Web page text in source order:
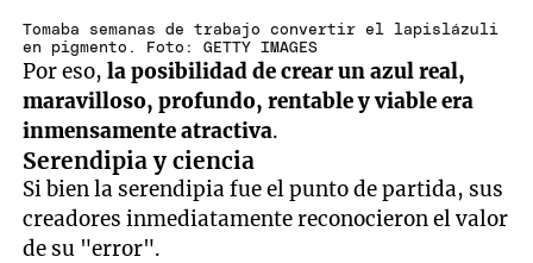
Tomaba semanas de trabajo convertir el lapislázuli
en pigmento. Foto: GETTY IMAGES
Por eso,la posibilidad de crear un azul real,
maravilloso, profundo, rentable y viable era
inmensamente atractiva.
Serendipia y ciencia
Si bien la serendipia fue el punto de partida, sus
creadores inmediatamente reconocieron el valor
de su "error".